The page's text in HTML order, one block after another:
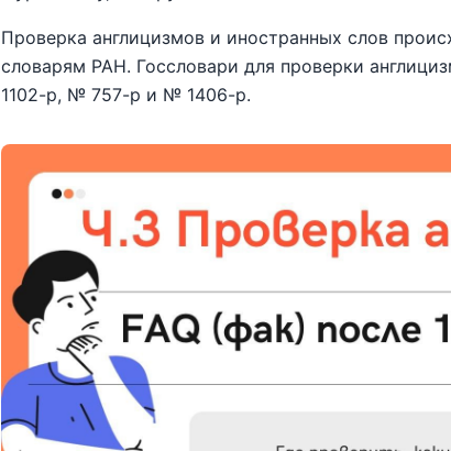
Проверка англицизмов и иностранных слов
словарям РАН. Госсловари для проверки
1102-р, № 757-р и № 1406-р.